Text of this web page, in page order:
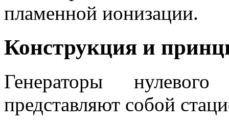
пламенной ионизации.
Конструкция и
Генераторы
представляют собой